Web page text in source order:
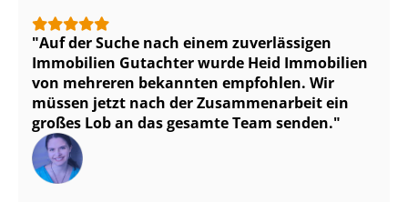
Auf der Suche nach einem zuverlässigen
Immobilien Gutachter wurde Heid Immobilien
von mehreren bekannten empfohlen. Wir
müssen jetzt nach der Zusammenarbeit ein
großes Lob an das gesamte Team senden.